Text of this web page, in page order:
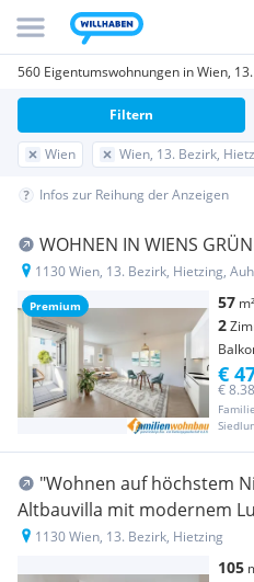
560 Eigentumswohnungen in Wien,
Wien Wien, 13. Bezirk,
Filtern
Infos zur Reihung der Anzeigen
Premium
WOHNEN IN WIENS
1130 Wien, 13. Bezirk, Hietzing,
57 m²
2
€
€
"Wohnen auf höchstem
Altbauvilla mit modernem
ZELLMANN IMMOBILIEN
1130 Wien, 13. Bezirk, Hietzing
105